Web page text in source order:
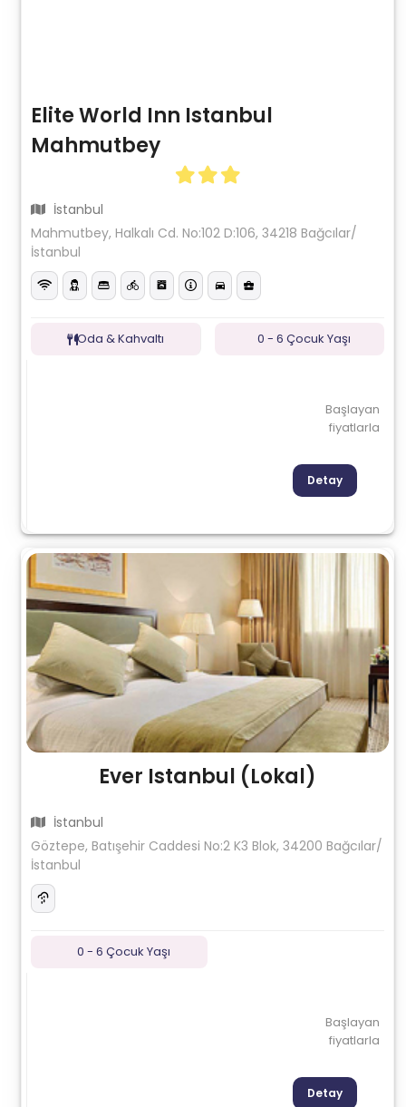
Elite World Inn Istanbul
Mahmutbey
İstanbul
Mahmutbey, Halkalı Cd. No:102 D:106, 34218 Bağcılar/
İstanbul
Oda & Kahvaltı 0 - 6 Çocuk Yaşı
Başlayan
fiyatlarla
Detay
Ever Istanbul (Lokal)
İstanbul
Göztepe, Batışehir Caddesi No:2 K3 Blok, 34200 Bağcılar/
İstanbul
0 - 6 Çocuk Yaşı
Başlayan
fiyatlarla
Detay